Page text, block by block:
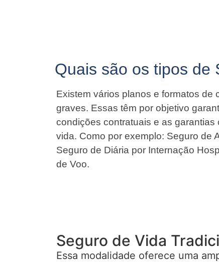
Quais são os tipos de
Existem vários planos e formatos de
graves. Essas têm por objetivo
condições contratuais e as
vida. Como por exemplo: Seguro de
Seguro de Diária por Internação
de Voo.
Seguro de Vida
Essa modalidade oferece uma